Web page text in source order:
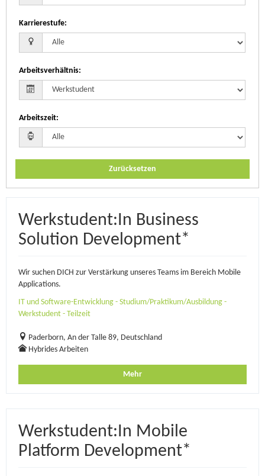
Karrierestufe:
Arbeitsverhältnis:
Arbeitszeit:
Zurücksetzen
Werkstudent:In Business
Solution Development*
Wir suchen DICH zur Verstärkung unseres Teams im Bereich Mobile
Applications.
IT und Software-Entwicklung - Studium/Praktikum/Ausbildung -
Werkstudent - Teilzeit
Paderborn, An der Talle 89, Deutschland
Hybrides Arbeiten
Mehr
Werkstudent:In Mobile
Platform Development*